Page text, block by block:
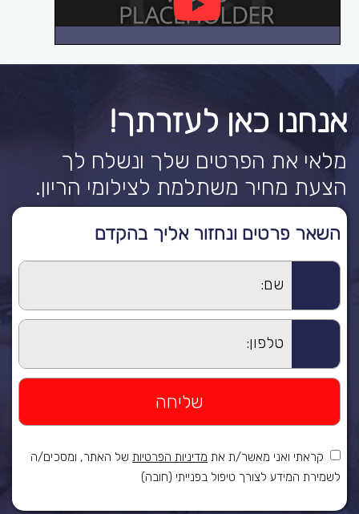
אנחנו כאן לעזרתך!
מלאי את הפרטים שלך ונשלח לך
הצעת מחיר משתלמת לצילומי הריון.
השאר פרטים ונחזור אליך בהקדם
קראתי ואני מאשר/ת את מדיניות הפרטיות של האתר, ומסכים/ה
לשמירת המידע לצורך טיפול בפנייתי (חובה)